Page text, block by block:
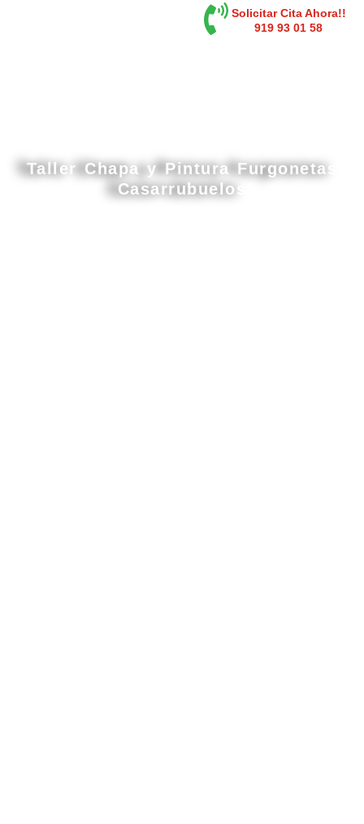
Solicitar Cita Ahora!!
919 93 01 58
Taller Chapa y Pintura Furgonetas
Casarrubuelos